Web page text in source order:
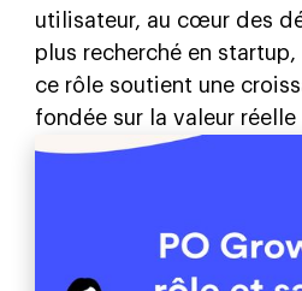
utilisateur, au cœur des
plus recherché en startup,
ce rôle soutient une
fondée sur la valeur